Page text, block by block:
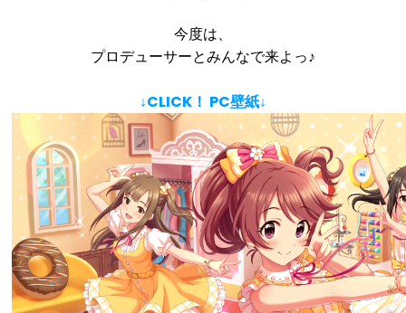
今度は、
プロデューサーとみんなで来よっ♪
↓CLICK！ PC壁紙↓